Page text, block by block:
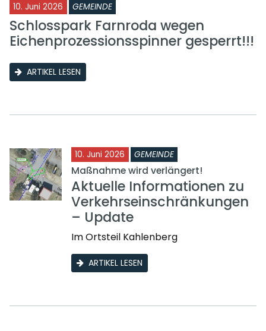
10. Juni 2026 GEMEINDE
Schlosspark Farnroda wegen
Eichenprozessionsspinner gesperrt!!!
ARTIKEL LESEN
10. Juni 2026 GEMEINDE
Maßnahme wird verlängert!
Aktuelle Informationen zu
Verkehrseinschränkungen
– Update
Im Ortsteil Kahlenberg
ARTIKEL LESEN